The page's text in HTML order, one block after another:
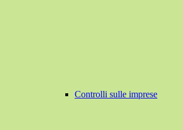
Controlli sulle imprese